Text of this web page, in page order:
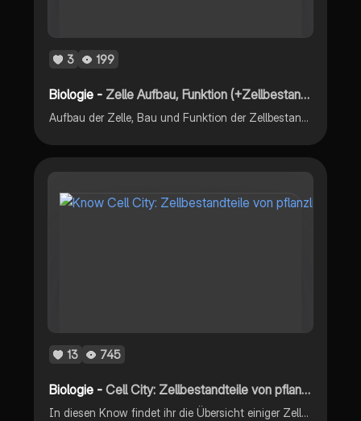
3 199
Biologie - Zelle Aufbau, Funktion (+Zellbestandteile)
Aufbau der Zelle, Bau und Funktion der Zellbestandteile wie Zellwand, Zellkern, Cytoplasma, Ribosomen, Vakuole und endoplasmatisches Ritikulum.
13 745
Biologie -Cell City: Zellbestandteile von pflanzlichen Zellen (+Funktion)
In diesen Know findet ihr die Übersicht einiger Zellbestandteile der pflanzlichen Zelle mit ihren Funktionen! Vielleicht hilft euch die Analogie der Stadt, um es euch einfacher vorzustellen und es euch besser zu merken. Fragen? -> Schreibt mir.🫶🏼